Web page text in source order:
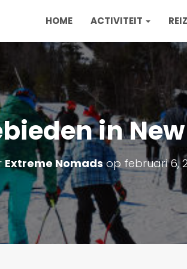
HOME ACTIVITEIT
in
Extreme Nomadsop februari 6,